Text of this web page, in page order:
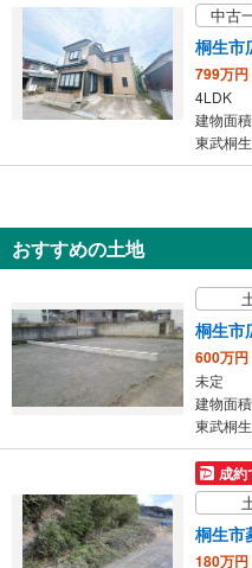
中古
桐生市
799万円
4LDK
建物面
東武桐
桐生市
建物面
東武桐
おすすめの土地
桐生市
600万円
未定
建物面
東武桐
成約
桐生市
180万円